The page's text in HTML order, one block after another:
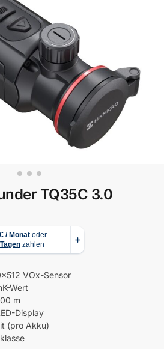
TQ35C 3.0
VOx-Sensor
Wert
m
Display
(pro Akku)